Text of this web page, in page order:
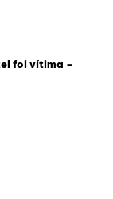
foi vítima –